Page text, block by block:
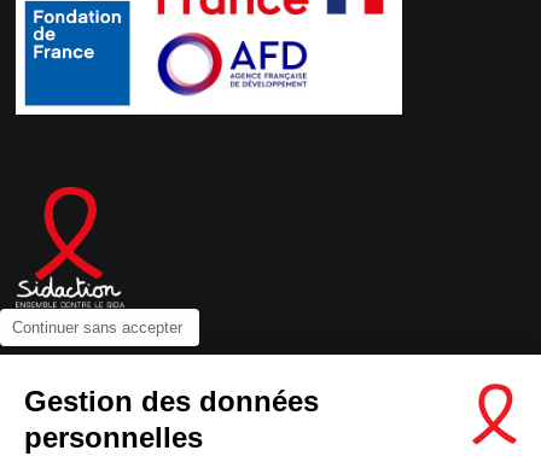
Continuer sans accepter
Gestion des données
personnelles
Newsletter
Nous suivre sur les réseaux :